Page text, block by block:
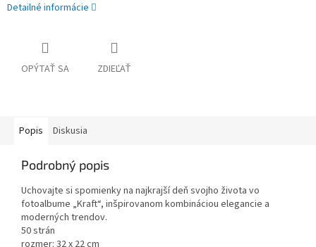
Detailné informácie
OPÝTAŤ SA ZDIEĽAŤ
Popis Diskusia
Podrobný popis
Uchovajte si spomienky na najkrajší deň svojho života vo
fotoalbume „Kraft“, inšpirovanom kombináciou elegancie a
moderných trendov.
50 strán